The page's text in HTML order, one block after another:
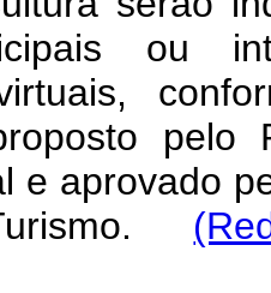
ou
pelo
e aprovado